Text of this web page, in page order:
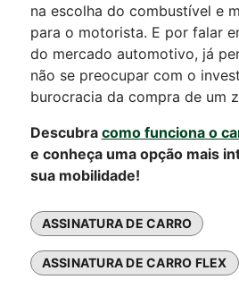
na escolha do combustível e
para o motorista. E por falar
do mercado automotivo, já
não se preocupar com o
burocracia da compra de um
Descubra como funciona o
e conheça uma opção mais
sua mobilidade!
ASSINATURA DE CARRO
ASSINATURA DE CARRO FLEX